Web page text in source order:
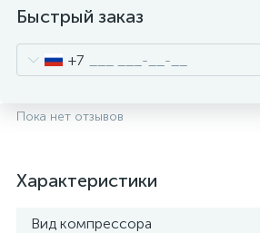
Быстрый заказ
+7
Пока нет отзывов
Характеристики
Вид компрессора